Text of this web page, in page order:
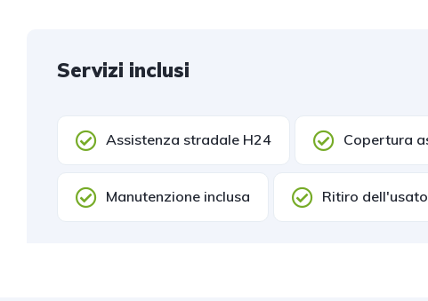
Servizi inclusi
Assistenza stradale H24 Copertura
Manutenzione inclusa Ritiro dell'usato